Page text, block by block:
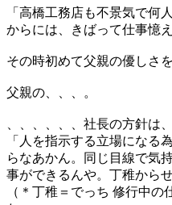
「高橋工務店も不景気で何
からには、きばって仕事憶え
その時初めて父親の優しさ
父親の、、、。
、、、、、、社長の方針は、
「人を指示する立場になる
らなあかん。同じ目線で気
事ができるんや。丁稚からせ
（＊丁稚＝でっち 修行中